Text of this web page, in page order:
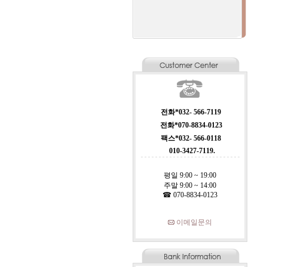
전화*032- 566-7119
전화*070-8834-0123
팩스*032- 566-0118
010-3427-7119.
평일 9:00 ~ 19:00
주말 9:00 ~ 14:00
☎ 070-8834-0123
이메일문의